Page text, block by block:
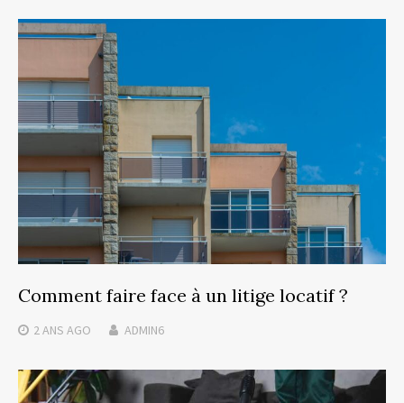
Comment faire face à un litige locatif ?
2 ANS AGO ADMIN6